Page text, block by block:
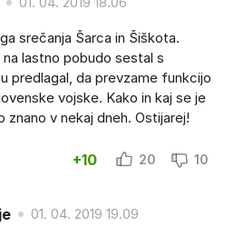
srečanja Šarca in Šiškota.
lastno pobudo sestal s
predlagal, da prevzame funkcijo
vojske. Kako in kaj se je
v nekaj dneh. Ostijarej!
+10 20 10
01. 04. 2019 19.09